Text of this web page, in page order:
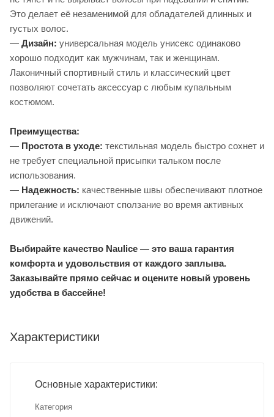
Это делает её незаменимой для обладателей длинных и
густых волос.
— Дизайн: универсальная модель унисекс одинаково
хорошо подходит как мужчинам, так и женщинам.
Лаконичный спортивный стиль и классический цвет
позволяют сочетать аксессуар с любым купальным
костюмом.
Преимущества:
— Простота в уходе: текстильная модель быстро сохнет и
не требует специальной присыпки тальком после
использования.
— Надежность: качественные швы обеспечивают плотное
прилегание и исключают сползание во время активных
движений.
Выбирайте качество Naulice — это ваша гарантия
комфорта и удовольствия от каждого заплыва.
Заказывайте прямо сейчас и оцените новый уровень
удобства в бассейне!
Характеристики
Основные характеристики:
Категория